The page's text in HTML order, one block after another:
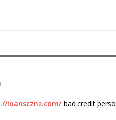
loansczne.com/bad credit